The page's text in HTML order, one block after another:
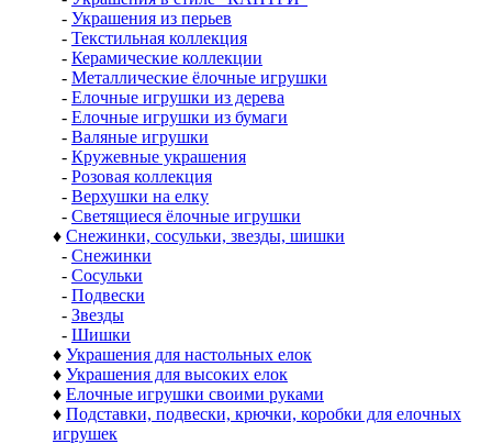
- Украшения из перьев
- Текстильная коллекция
- Керамические коллекции
- Металлические ёлочные игрушки
- Елочные игрушки из дерева
- Елочные игрушки из бумаги
- Валяные игрушки
- Кружевные украшения
- Розовая коллекция
- Верхушки на елку
- Светящиеся ёлочные игрушки
♦ Снежинки, сосульки, звезды, шишки
- Снежинки
- Сосульки
- Подвески
- Звезды
- Шишки
♦ Украшения для настольных елок
♦ Украшения для высоких елок
♦ Елочные игрушки своими руками
♦ Подставки, подвески, крючки, коробки для елочных
игрушек